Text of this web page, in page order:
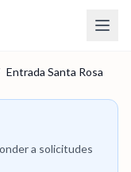
Entrada Santa Rosa
a solicitudes